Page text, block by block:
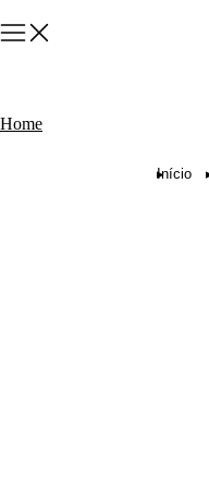
Home
Você está
Início